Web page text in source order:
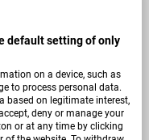
default setting of only
on a device, such as
to process personal data.
based on legitimate interest,
deny or manage your
or at any time by clicking